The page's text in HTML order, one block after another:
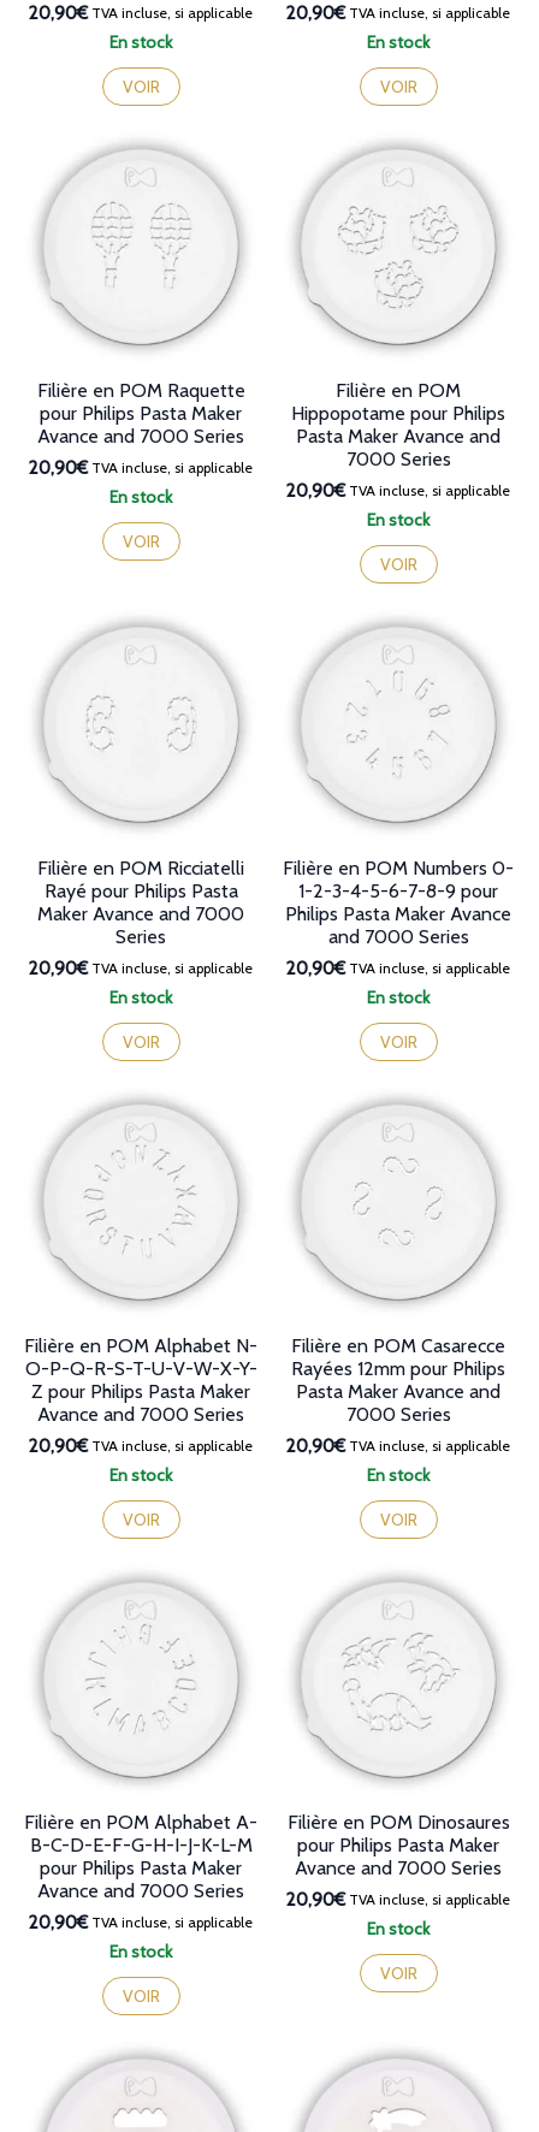
En stock
20,90€TVA incluse, si applicable
VOIR
En stock
20,90€TVA incluse, si applicable
VOIR
En stock
Filière en POM Raquette
pour Philips Pasta Maker
Avance and 7000 Series
20,90€TVA incluse, si applicable
VOIR
En stock
Filière en POM
Hippopotame pour Philips
Pasta Maker Avance and
7000 Series
20,90€TVA incluse, si applicable
VOIR
En stock
Filière en POM Ricciatelli
Rayé pour Philips Pasta
Maker Avance and 7000
Series
20,90€TVA incluse, si applicable
VOIR
En stock
Filière en POM Numbers 0-
1-2-3-4-5-6-7-8-9 pour
Philips Pasta Maker Avance
and 7000 Series
20,90€TVA incluse, si applicable
VOIR
En stock
Filière en POM Alphabet N-
O-P-Q-R-S-T-U-V-W-X-Y-
Z pour Philips Pasta Maker
Avance and 7000 Series
20,90€TVA incluse, si applicable
VOIR
En stock
Filière en POM Casarecce
Rayées 12mm pour Philips
Pasta Maker Avance and
7000 Series
20,90€TVA incluse, si applicable
VOIR
En stock
Filière en POM Alphabet A-
B-C-D-E-F-G-H-I-J-K-L-M
pour Philips Pasta Maker
Avance and 7000 Series
20,90€TVA incluse, si applicable
VOIR
En stock
Filière en POM Dinosaures
pour Philips Pasta Maker
Avance and 7000 Series
20,90€TVA incluse, si applicable
VOIR